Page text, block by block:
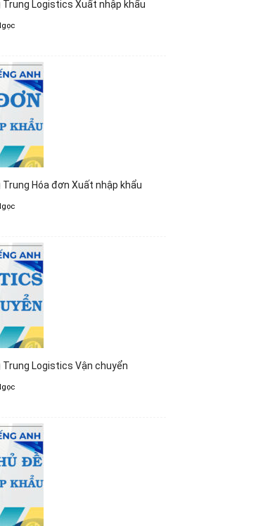
Logistics Xuất nhập khẩu
Hóa đơn Xuất nhập khẩu
Logistics Vận chuyển